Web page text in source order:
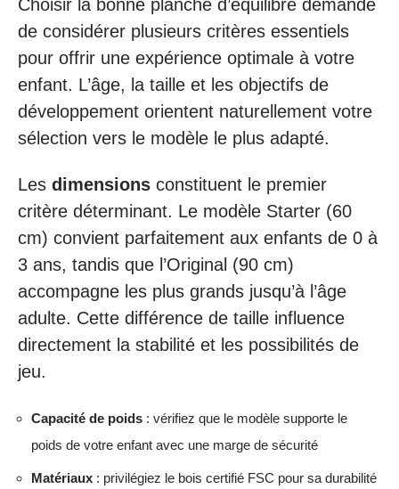
Choisir la bonne planche d’équilibre demande
de considérer plusieurs critères essentiels
pour offrir une expérience optimale à votre
enfant. L’âge, la taille et les objectifs de
développement orientent naturellement votre
sélection vers le modèle le plus adapté.
Les dimensions constituent le premier
critère déterminant. Le modèle Starter (60
cm) convient parfaitement aux enfants de 0 à
3 ans, tandis que l’Original (90 cm)
accompagne les plus grands jusqu’à l’âge
adulte. Cette différence de taille influence
directement la stabilité et les possibilités de
jeu.
Capacité de poids : vérifiez que le modèle supporte le
poids de votre enfant avec une marge de sécurité
Matériaux : privilégiez le bois certifié FSC pour sa durabilité